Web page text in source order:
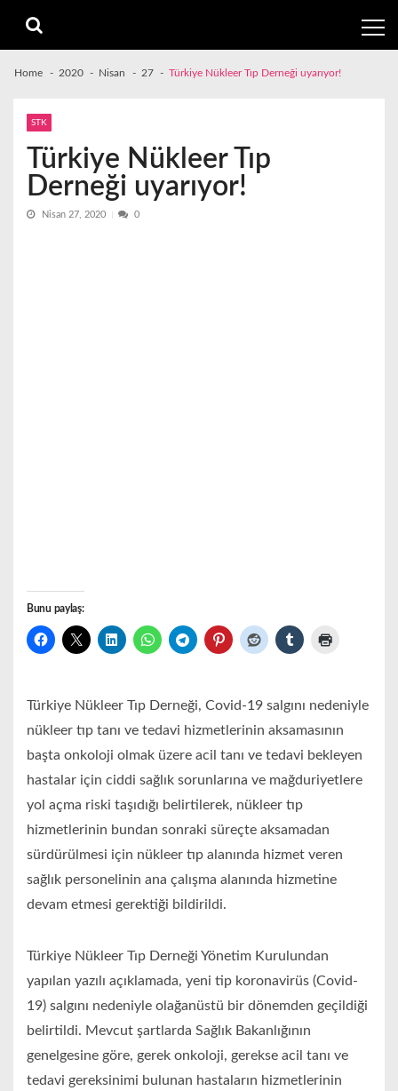
navigation
content
Home 2020 Nisan 27 Türkiye Nükleer Tıp Derneği uyarıyor!
STK
Türkiye Nükleer Tıp
Derneği uyarıyor!
Nisan 27, 2020 0
Bunu paylaş:
Türkiye Nükleer Tıp Derneği, Covid-19 salgını nedeniyle
nükleer tıp tanı ve tedavi hizmetlerinin aksamasının
başta onkoloji olmak üzere acil tanı ve tedavi bekleyen
hastalar için ciddi sağlık sorunlarına ve mağduriyetlere
yol açma riski taşıdığı belirtilerek, nükleer tıp
hizmetlerinin bundan sonraki süreçte aksamadan
sürdürülmesi için nükleer tıp alanında hizmet veren
sağlık personelinin ana çalışma alanında hizmetine
devam etmesi gerektiği bildirildi.
Türkiye Nükleer Tıp Derneği Yönetim Kurulundan
yapılan yazılı açıklamada, yeni tip koronavirüs (Covid-
19) salgını nedeniyle olağanüstü bir dönemden geçildiği
belirtildi. Mevcut şartlarda Sağlık Bakanlığının
genelgesine göre, gerek onkoloji, gerekse acil tanı ve
tedavi gereksinimi bulunan hastaların hizmetlerinin